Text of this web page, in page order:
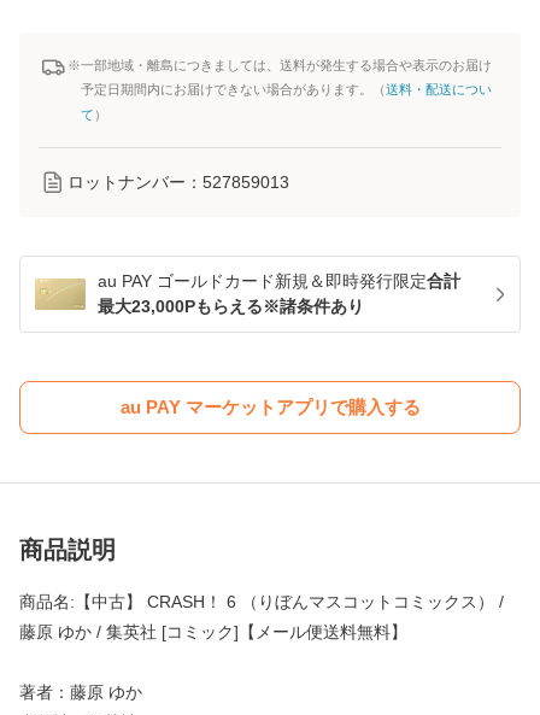
※一部地域・離島につきましては、送料が発生する場合や表示のお届け
予定日期間内にお届けできない場合があります。（送料・配送につい
て ）
ロットナンバー： 527859013
au PAY ゴールドカード新規＆即時発行限定合計
最大23,000Pもらえる※諸条件あり
au PAY マーケットアプリで購入する
商品説明
商品名:【中古】 CRASH！ 6 （りぼんマスコットコミックス） /
藤原 ゆか / 集英社 [コミック]【メール便送料無料】
著者：藤原 ゆか